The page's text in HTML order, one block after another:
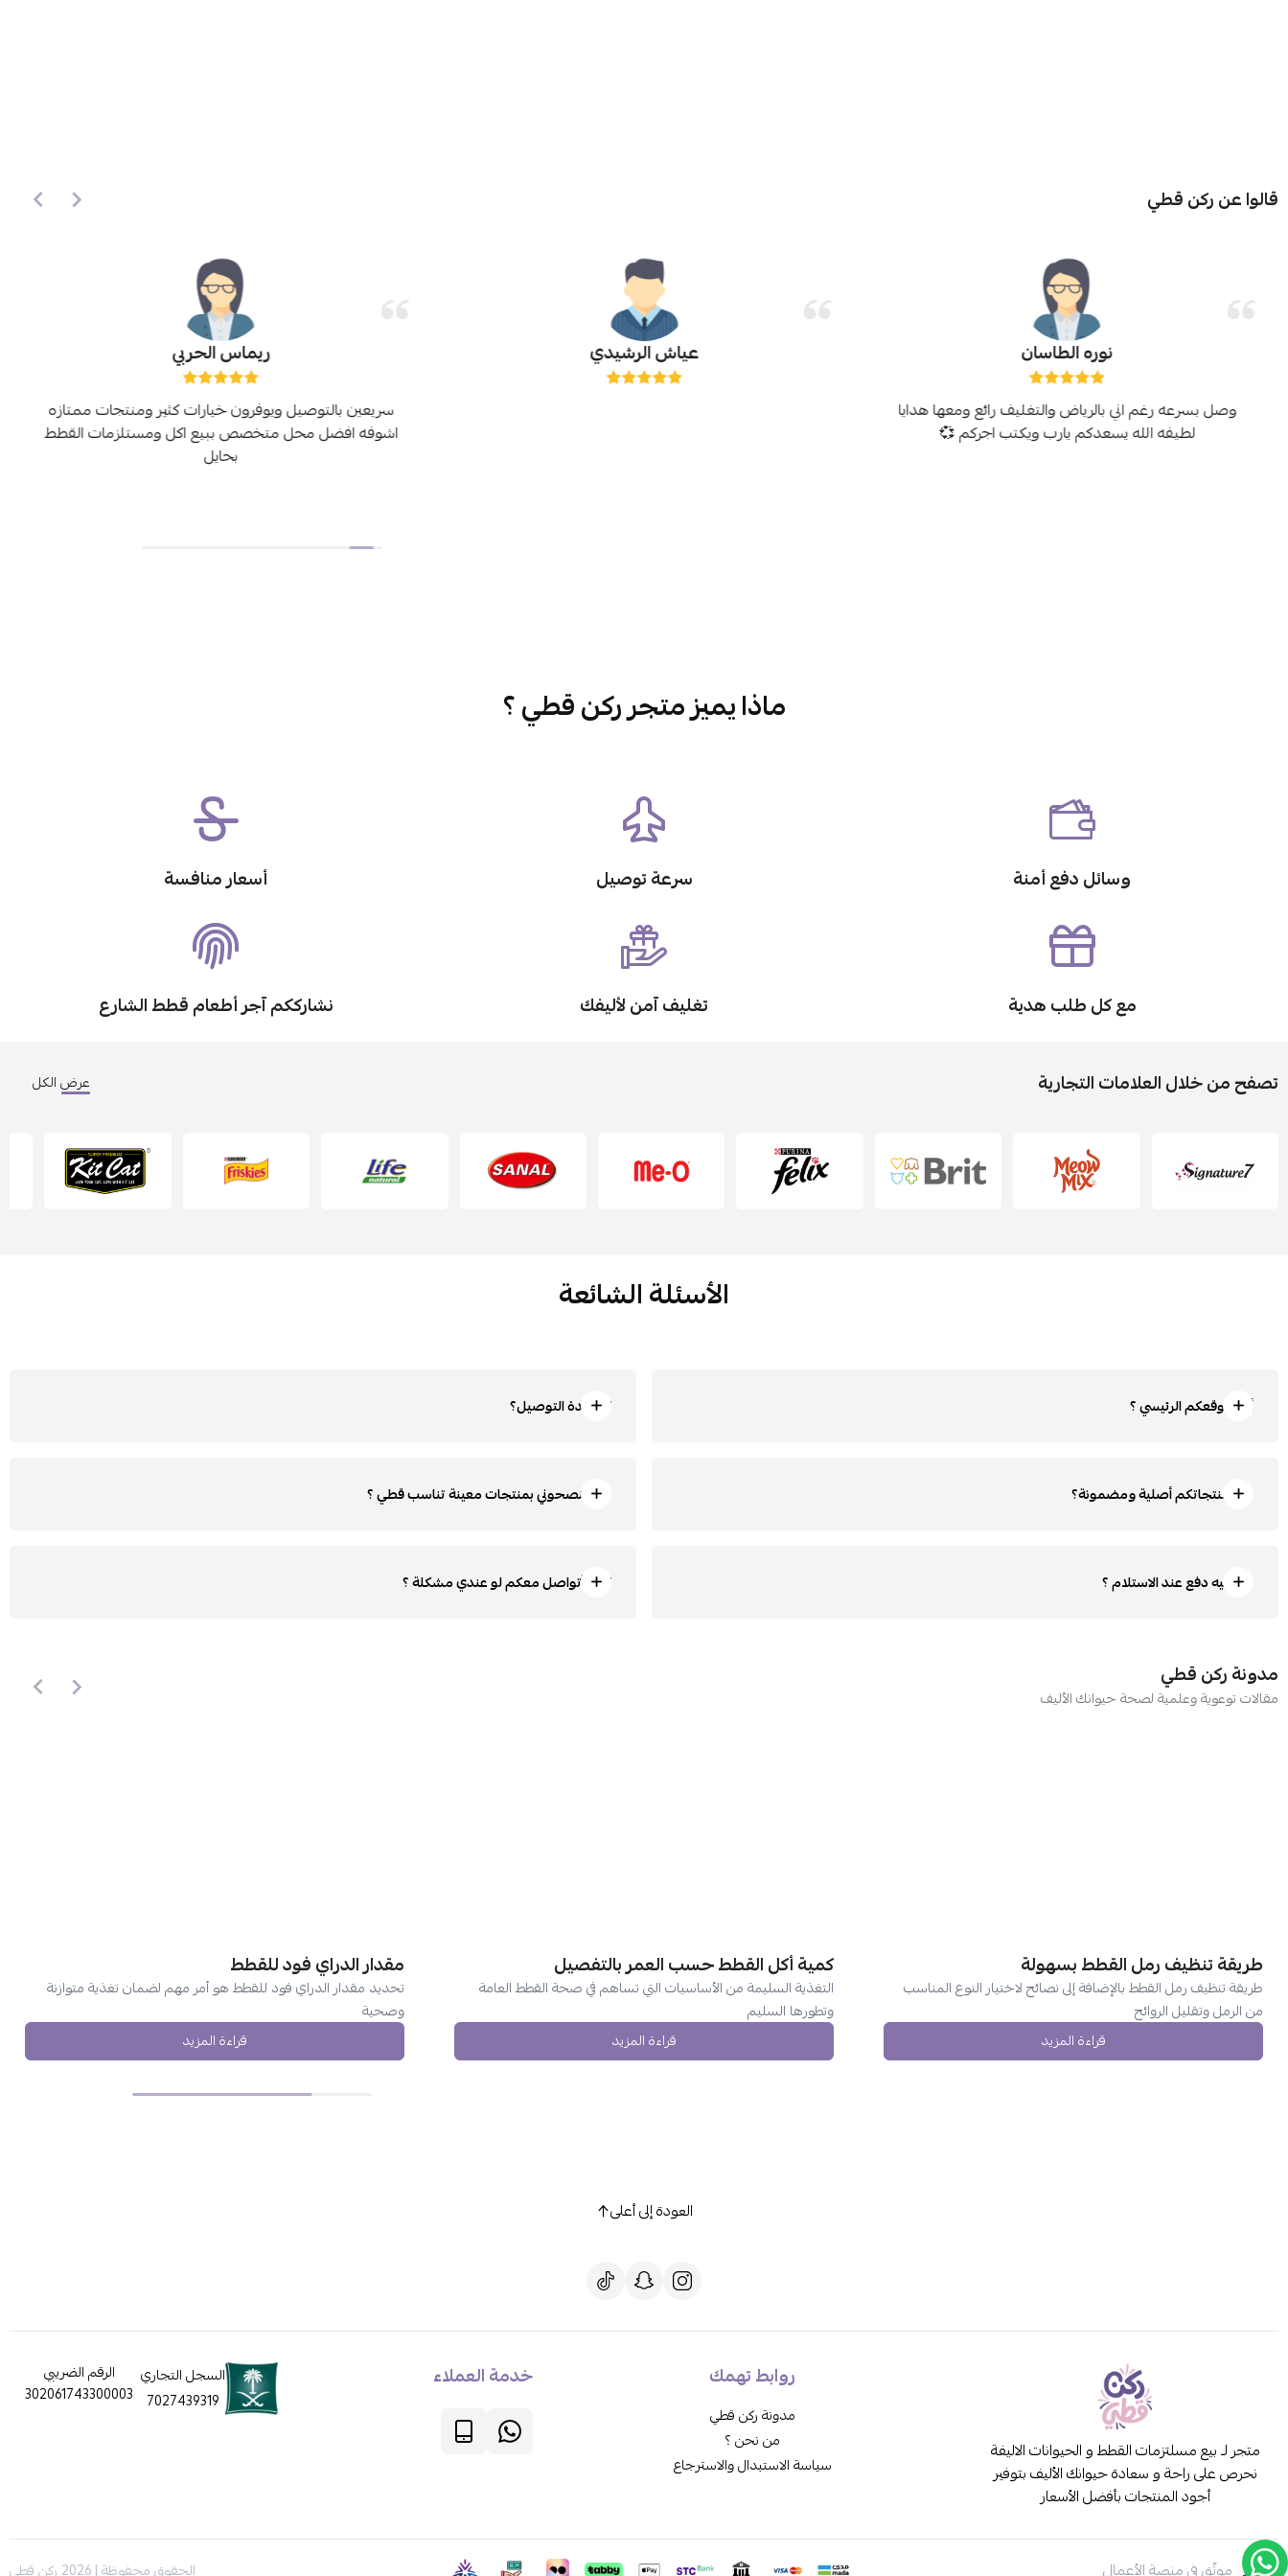
قالوا عن ركن قطي
نوره الطاسان
وصل بسرعه رغم اني بالرياض والتغليف رائع ومعها هدايا
لطيفه الله يسعدكم يارب ويكتب اجركم 💞
عياش الرشيدي ريماس الحربي
سريعين بالتوصيل ويوفرون خيارات كثير ومنتجات ممتازه
اشوفه افضل محل متخصص ببيع اكل ومستلزمات القطط
بحايل
ماذا يميز متجر ركن قطي ؟
وسائل دفع أمنة سرعة توصيل أسعار منافسة
مع كل طلب هدية تغليف آمن لأليفك نشارككم آجر أطعام قطط الشارع
تصفح من خلال العلامات التجارية عرض الكل
الأسئلة الشائعة
أين موقعكم الرئيسي ؟ كم مدة التوصيل؟
هل منتجاتكم أصلية ومضمونة؟ هل تنصحوني بمنتجات معينة تناسب قطي ؟
هل فيه دفع عند الاستلام ؟ كيف أتواصل معكم لو عندي مشكلة ؟
مدونة ركن قطي
مقالات توعوية وعلمية لصحة حيوانك الأليف
طريقة تنظيف رمل القطط بسهولة
طريقة تنظيف رمل القطط بالإضافة إلى نصائح لاختيار النوع المناسب
من الرمل وتقليل الروائح
قراءة المزيد
كمية أكل القطط حسب العمر بالتفصيل
التغذية السليمة من الأساسيات التي تساهم في صحة القطط العامة
وتطورها السليم
قراءة المزيد
مقدار الدراي فود للقطط
تحديد مقدار الدراي فود للقطط هو أمر مهم لضمان تغذية متوازنة
وصحية
قراءة المزيد
العودة إلى أعلى
متجر لـ بيع مسلتزمات القطط و الحيوانات الاليفة
نحرص على راحة و سعادة حيوانك الأليف بتوفير
أجود المنتجات بأفضل الأسعار
روابط تهمك
مدونة ركن قطي
من نحن ؟
سياسة الاستبدال والاسترجاع
خدمة العملاء
السجل التجاري
7027439319
الرقم الضريبي
302061743300003
موثّق في منصة الأعمال الحقوق محفوظة | 2026 ركن قطي